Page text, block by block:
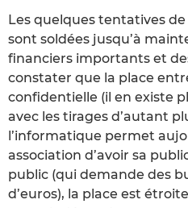
Les quelques tentatives
sont soldées jusqu’à
financiers importants et
constater que la place
confidentielle (il en existe
avec les tirages d’autant
l’informatique permet
association d’avoir sa
public (qui demande des
d’euros), la place est